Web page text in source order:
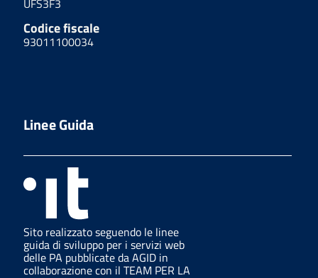
UFS3F3
Codice fiscale
93011100034
Linee Guida
Sito realizzato seguendo le linee
guida di sviluppo per i servizi web
delle PA pubblicate da AGID in
collaborazione con il TEAM PER LA